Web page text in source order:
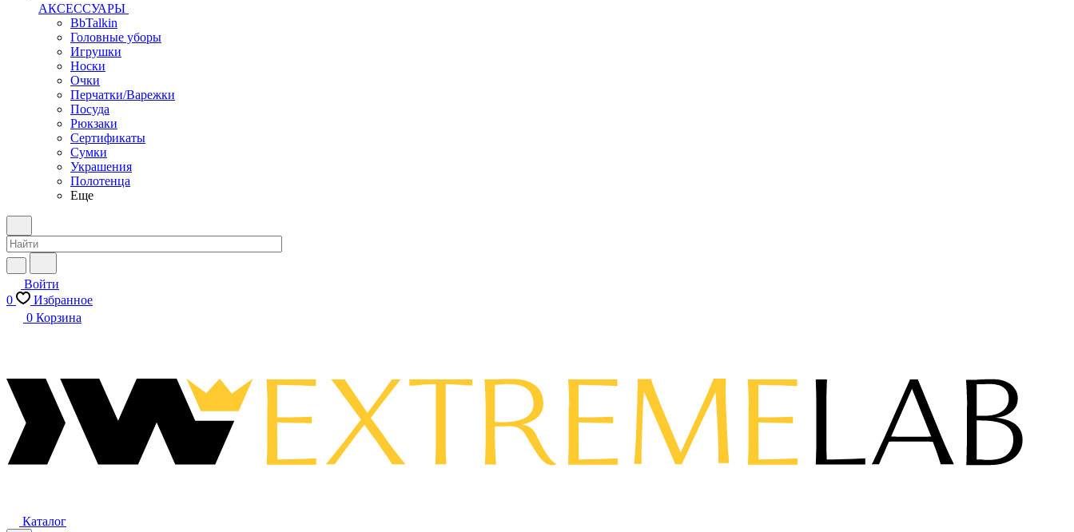
АКСЕССУАРЫ
BbTalkin
Головные уборы
Игрушки
Носки
Очки
Перчатки/Варежки
Посуда
Рюкзаки
Сертификаты
Сумки
Украшения
Полотенца
Еще
Войти
0
Избранное
0 Корзина
Каталог